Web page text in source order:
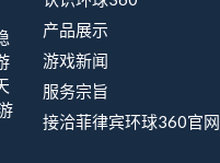
产品展示
游戏新闻
服务宗旨
接洽菲律宾环球360官网